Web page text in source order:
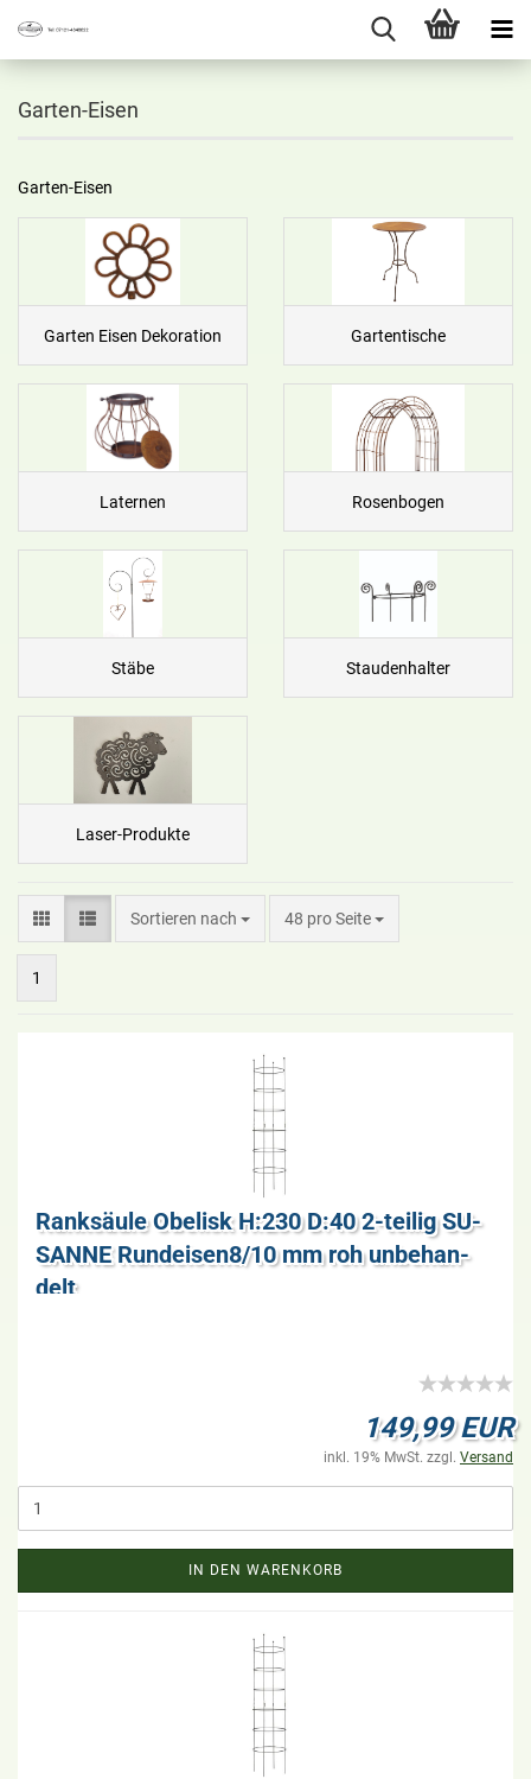
Garten-Eisen
Garten-Eisen
Garten Eisen Dekoration Gartentische
Laternen Rosenbogen
Stäbe Staudenhalter
Laser-Produkte
Sortieren nach 48 pro Seite
1
Rank­säu­le Obe­lisk H:230 D:40 2-​tei­lig SU­
SAN­NE Rundeisen8/10 mm roh un­be­han­
delt
149,99 EUR
inkl. 19% MwSt. zzgl. Versand
IN DEN WARENKORB